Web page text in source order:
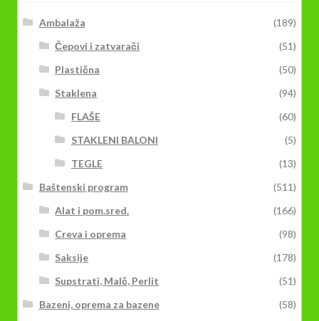
Ambalaža
(189)
Čepovi i zatvarači
(51)
Plastična
(50)
Staklena
(94)
FLAŠE
(60)
STAKLENI BALONI
(5)
TEGLE
(13)
Baštenski program
(511)
Alat i pom.sred.
(166)
Creva i oprema
(98)
Saksije
(178)
Supstrati, Malč, Perlit
(51)
Bazeni, oprema za bazene
(58)